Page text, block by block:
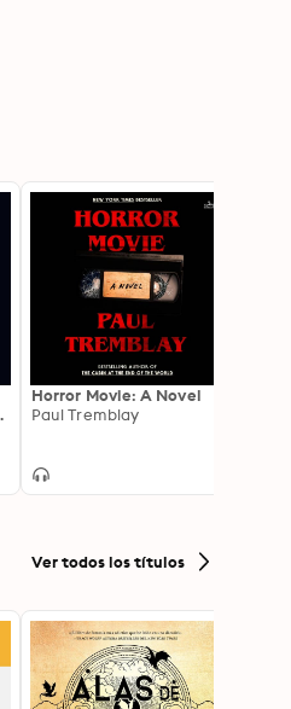
Horror Movie: A Novel
Paul Tremblay
Ver todos los títulos